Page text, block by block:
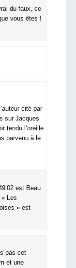
du faux, ce
vous êtes !
cité par
sur Jacques
tendu l’oreille
parvenu à le
est Beau
Les
» est
pas cet
et une